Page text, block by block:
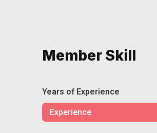
Member Skill
Years of Experience
Experience